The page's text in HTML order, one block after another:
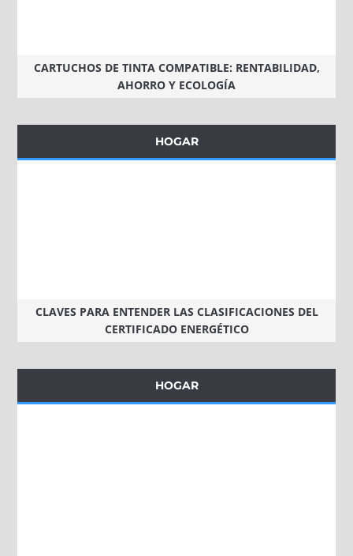
CARTUCHOS DE TINTA COMPATIBLE: RENTABILIDAD,
AHORRO Y ECOLOGÍA
HOGAR
CLAVES PARA ENTENDER LAS CLASIFICACIONES DEL
CERTIFICADO ENERGÉTICO
HOGAR